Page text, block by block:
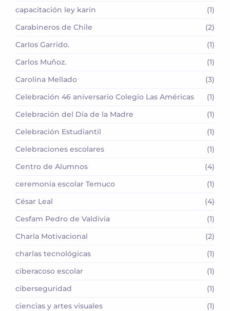
capacitación ley karin
(1)
Carabineros de Chile
(2)
Carlos Garrido.
(1)
Carlos Muñoz.
(1)
Carolina Mellado
(3)
Celebración 46 aniversario Colegio Las Américas
(1)
Celebración del Día de la Madre
(1)
Celebración Estudiantil
(1)
Celebraciones escolares
(1)
Centro de Alumnos
(4)
ceremonia escolar Temuco
(1)
César Leal
(4)
Cesfam Pedro de Valdivia
(1)
Charla Motivacional
(2)
charlas tecnológicas
(1)
ciberacoso escolar
(1)
ciberseguridad
(1)
ciencias y artes visuales
(1)